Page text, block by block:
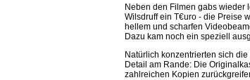
Neben den Filmen gabs wieder
Wilsdruff ein T€uro - die Preise
hellem und scharfen
Dazu kam noch ein speziell
Natürlich konzentrierten sich
Detail am Rande: Die
zahlreichen Kopien